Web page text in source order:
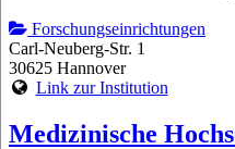
Forschungseinrichtungen
Carl-Neuberg-Str. 1
30625 Hannover
Link zur Institution
Medizinische